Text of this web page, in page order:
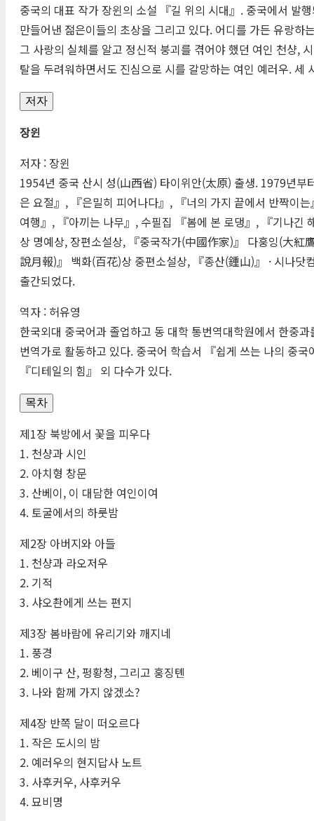
중국의 대표 작가 장윈의 소설 『길 위의 시대』. 중국에서 발
만들어낸 젊은이들의 초상을 그리고 있다. 어디를 가든 유랑
그 사랑의 실체를 알고 정신적 붕괴를 겪어야 했던 여인 천샹,
탈을 두려워하면서도 진심으로 시를 갈망하는 여인 예러우.
저자
장윈
저자 : 장윈
1954년 중국 산시 성(山西省) 타이위안(太原) 출생. 1979년부
은 요절』, 『은밀히 피어나다』, 『너의 가지 끝에서 반짝이
여행』, 『아끼는 나무』, 수필집 『봄에 본 로댕』, 『기나긴
상 명예상, 장편소설상, 『중국작가(中國作家)』 다훙잉(大紅
說月報)』 백화(百花)상 중편소설상, 『종산(鍾山)』 · 시나닷
출간되었다.
역자 : 허유영
한국외대 중국어과 졸업하고 동 대학 통번역대학원에서 한중
번역가로 활동하고 있다. 중국어 학습서 『쉽게 쓰는 나의 중
『디테일의 힘』 외 다수가 있다.
목차
제1장 북방에서 꽃을 피우다
1. 천샹과 시인
2. 아치형 창문
3. 산베이, 이 대담한 여인이여
4. 토굴에서의 하룻밤
제2장 아버지와 아들
1. 천샹과 라오저우
2. 기적
3. 샤오촨에게 쓰는 편지
제3장 봄바람에 유리기와 깨지네
1. 풍경
2. 베이구 산, 펑황청, 그리고 훙징톈
3. 나와 함께 가지 않겠소?
제4장 반쪽 달이 떠오르다
1. 작은 도시의 밤
2. 예러우의 현지답사 노트
3. 사후커우, 사후커우
4. 묘비명